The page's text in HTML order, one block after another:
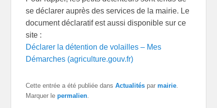
se déclarer auprès des services de la mairie. Le
document déclaratif est aussi disponible sur ce
site :
Déclarer la détention de volailles – Mes
Démarches (agriculture.gouv.fr)
Cette entrée a été publiée dansActualités parmairie
Marquer lepermalien